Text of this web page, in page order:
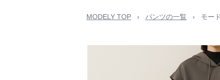
MODELY TOP › パンツの一覧 › モー